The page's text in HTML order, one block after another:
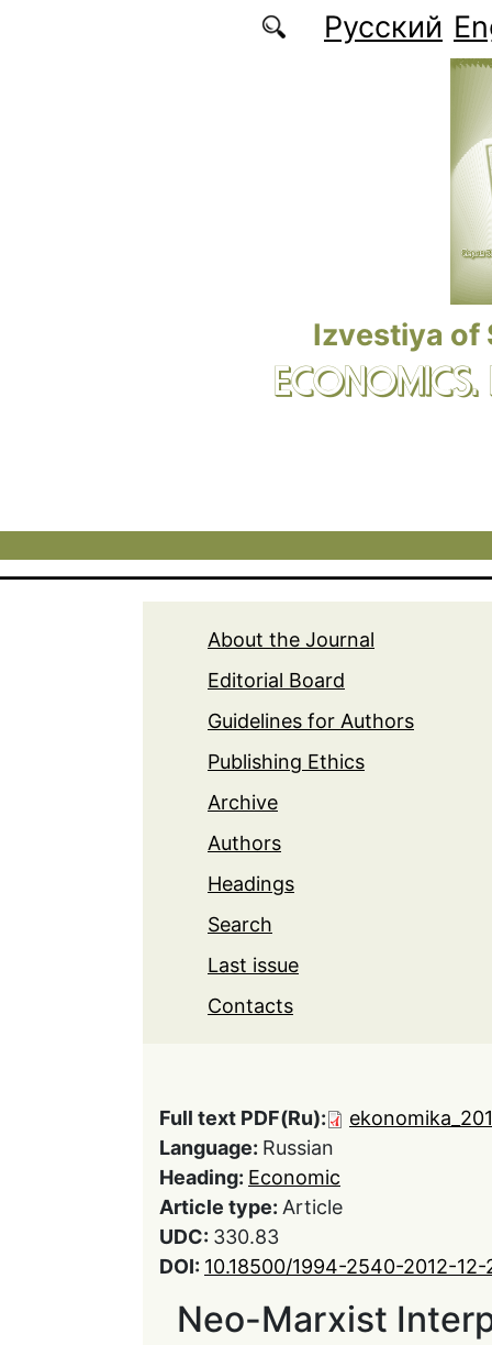
Русский
Izvestiya of
About the Journal
Editorial Board
Guidelines for Authors
Publishing Ethics
Archive
Authors
Headings
Search
Last issue
Contacts
Full text PDF(Ru):
Language: Russian
Heading: Economic
Article type: Article
UDC: 330.83
DOI: 10.18500/1994-2540-2012-
Neo-Marxist